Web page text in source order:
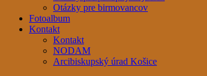
Otázky pre birmovancov
Fotoalbum
Kontakt
Kontakt
NODAM
Arcibiskupský úrad Košice